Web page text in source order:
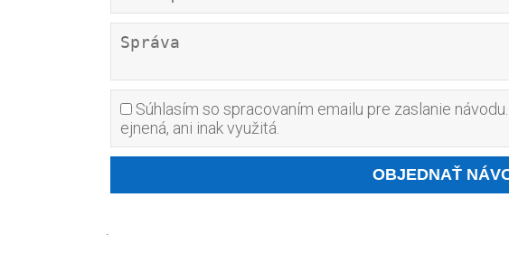
Súhlasím so spracovaním emailu pre zaslanie
ejnená, ani inak využitá.
.